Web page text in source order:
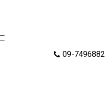
09-7496882